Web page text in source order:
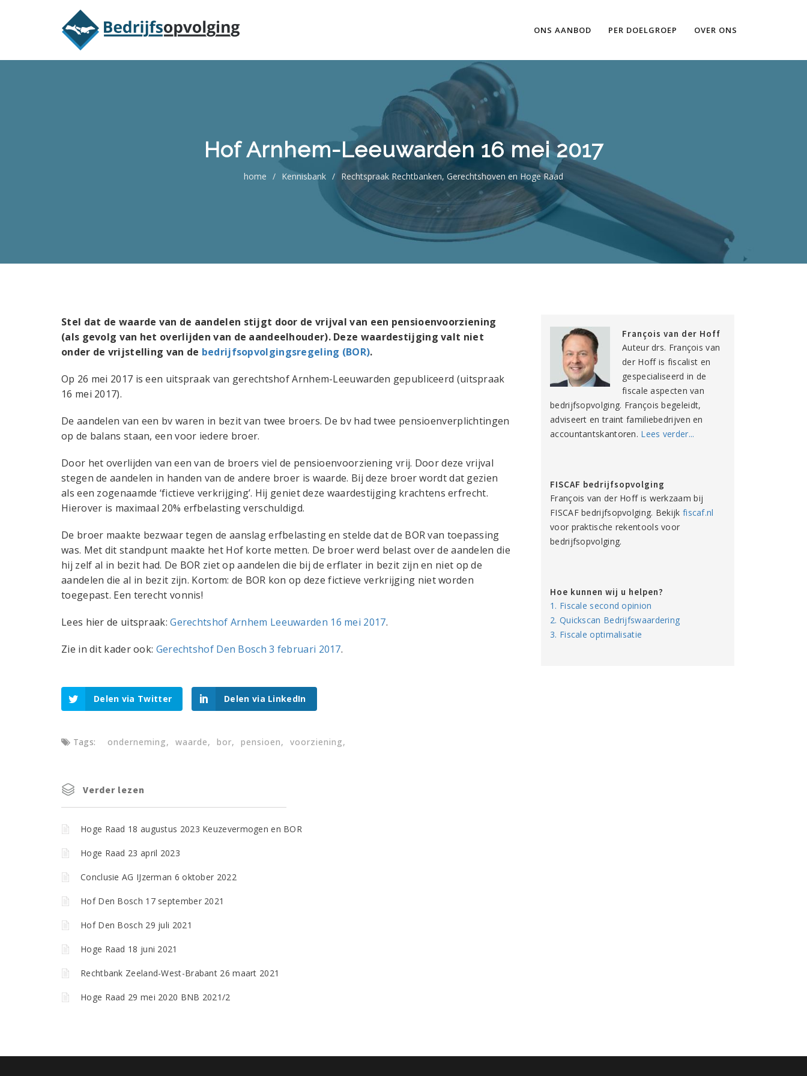
ONS AANBOD PER DOELGROEP OVER ONS
Hof Arnhem-Leeuwarden 16 mei 2017
home / Kennisbank / Rechtspraak Rechtbanken, Gerechtshoven en Hoge Raad
Stel dat de waarde van de aandelen stijgt door de vrijval van een pensioenvoorziening
(als gevolg van het overlijden van de aandeelhouder). Deze waardestijging valt niet
onder de vrijstelling van de bedrijfsopvolgingsregeling (BOR).
Op 26 mei 2017 is een uitspraak van gerechtshof Arnhem-Leeuwarden gepubliceerd (uitspraak
16 mei 2017).
De aandelen van een bv waren in bezit van twee broers. De bv had twee pensioenverplichtingen
op de balans staan, een voor iedere broer.
Door het overlijden van een van de broers viel de pensioenvoorziening vrij. Door deze vrijval
stegen de aandelen in handen van de andere broer is waarde. Bij deze broer wordt dat gezien
als een zogenaamde ‘fictieve verkrijging’. Hij geniet deze waardestijging krachtens erfrecht.
Hierover is maximaal 20% erfbelasting verschuldigd.
De broer maakte bezwaar tegen de aanslag erfbelasting en stelde dat de BOR van toepassing
was. Met dit standpunt maakte het Hof korte metten. De broer werd belast over de aandelen die
hij zelf al in bezit had. De BOR ziet op aandelen die bij de erflater in bezit zijn en niet op de
aandelen die al in bezit zijn. Kortom: de BOR kon op deze fictieve verkrijging niet worden
toegepast. Een terecht vonnis!
Lees hier de uitspraak:Gerechtshof Arnhem Leeuwarden 16 mei 2017.
Zie in dit kader ook: Gerechtshof Den Bosch 3 februari 2017.
Delen via Twitter Delen via LinkedIn
Tags: onderneming waarde bor pensioen voorziening
Verder lezen
Hoge Raad 18 augustus 2023 Keuzevermogen en BOR
Hoge Raad 23 april 2023
Conclusie AG IJzerman 6 oktober 2022
Hof Den Bosch 17 september 2021
Hof Den Bosch 29 juli 2021
Hoge Raad 18 juni 2021
Rechtbank Zeeland-West-Brabant 26 maart 2021
Hoge Raad 29 mei 2020 BNB 2021/2
François van der Hoff
Auteur drs. François van
der Hoff is fiscalist en
gespecialiseerd in de
fiscale aspecten van
bedrijfsopvolging. François begeleidt,
adviseert en traint familiebedrijven en
accountantskantoren. Lees verder...
FISCAF bedrijfsopvolging
François van der Hoff is werkzaam bij
FISCAF bedrijfsopvolging. Bekijk fiscaf.nl
voor praktische rekentools voor
bedrijfsopvolging.
Hoe kunnen wij u helpen?
1. Fiscale second opinion
2. Quickscan Bedrijfswaardering
3. Fiscale optimalisatie
Oriëntatiememo bedrijfsopvolging voor fiscaal juridisch advies